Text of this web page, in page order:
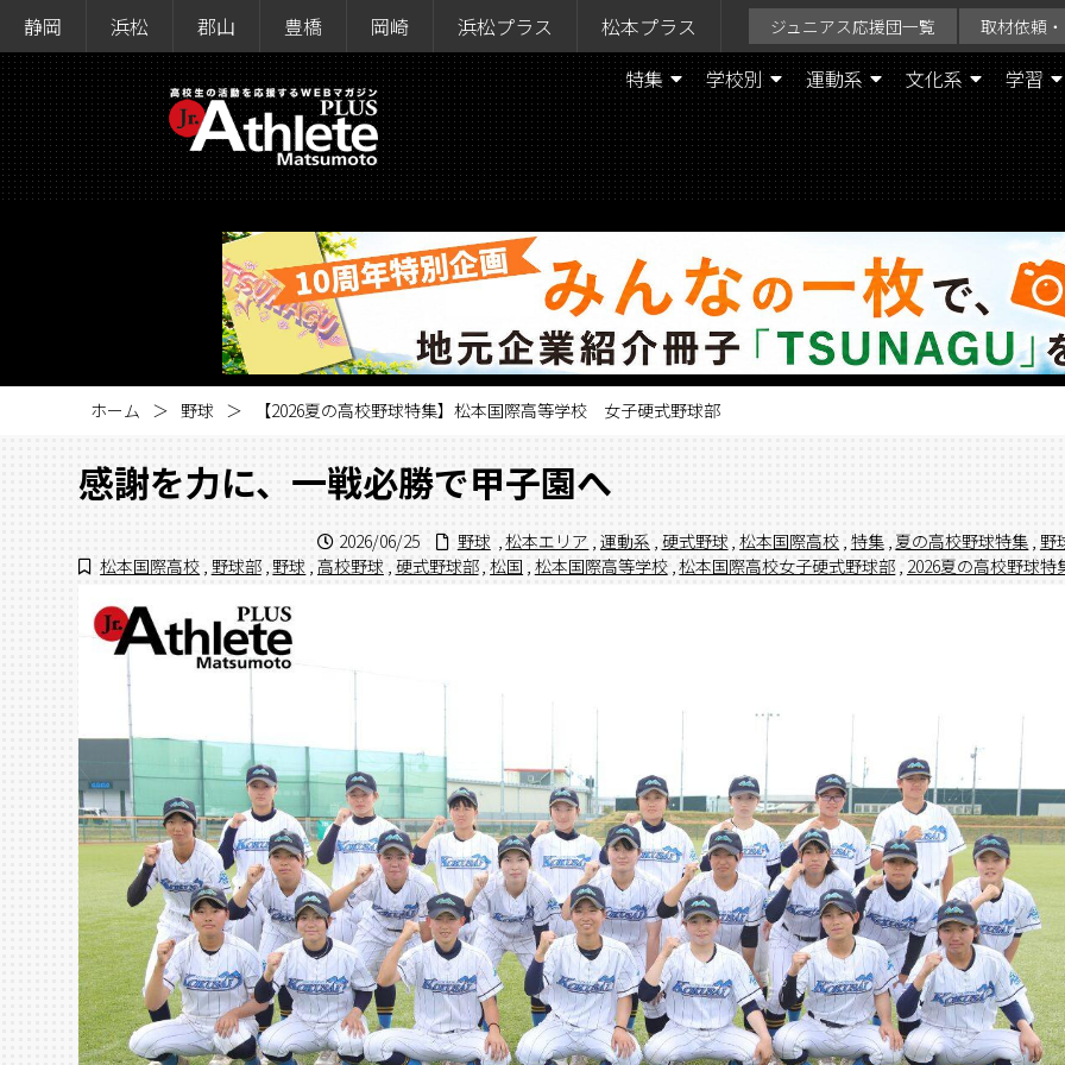
静岡 浜松 郡山 豊橋 岡崎 浜松プラス 松本プラス ジュニアス応援団一覧 取材依頼
特集 学校別 運動系 文化系 学習
ホーム 野球 【2026夏の高校野球特集】松本国際高等学校 女子硬式野球部
感謝を力に、一戦必勝で甲子園へ
2026/06/25 野球 ,松本エリア , 運動系 , 硬式野球, 松本国際高校 , 特集 ,夏の高校野球特集 , 野
松本国際高校 , 野球部 ,野球 , 高校野球 , 硬式野球部, 松国 , 松本国際高等学校 ,松本国際高校女子硬式野球部 , 2026夏の高校野球特